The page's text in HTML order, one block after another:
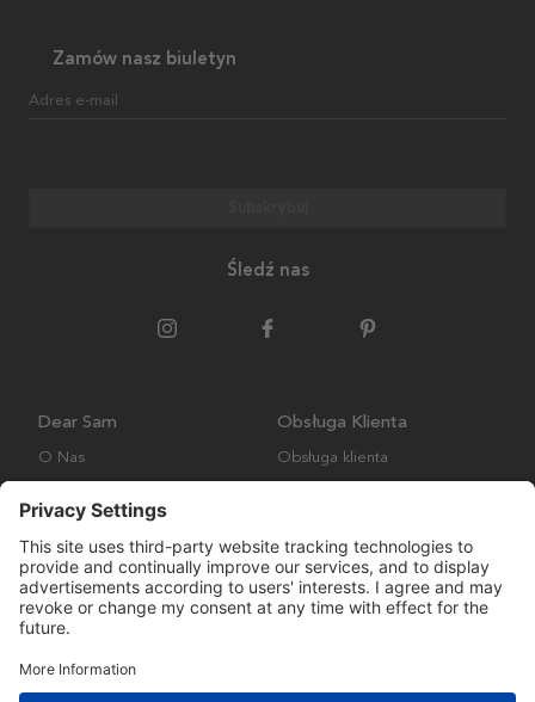
Zamów nasz biuletyn
Adres e-mail
Śledź nas
Dear Sam
O Nas
Obsługa Klienta
Obsługa klienta
Wysyłka i Dostawa